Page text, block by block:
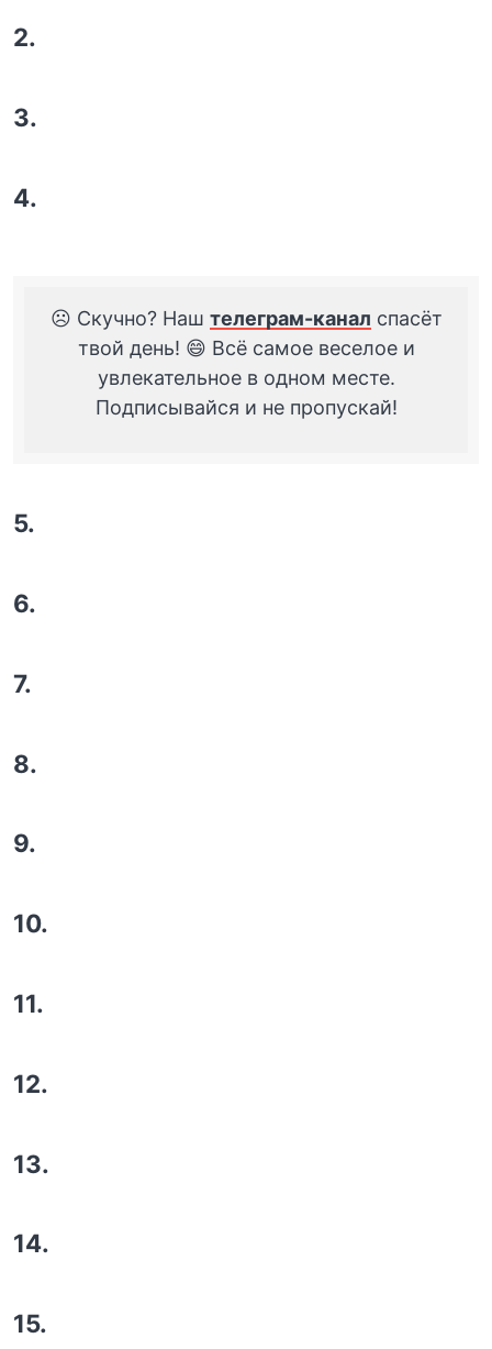
2.
3.
4.
☹️ Скучно? Наш телеграм-канал спасёт
твой день! 😄 Всё самое веселое и
увлекательное в одном месте.
Подписывайся и не пропускай!
5.
6.
7.
8.
9.
10.
11.
12.
13.
14.
15.